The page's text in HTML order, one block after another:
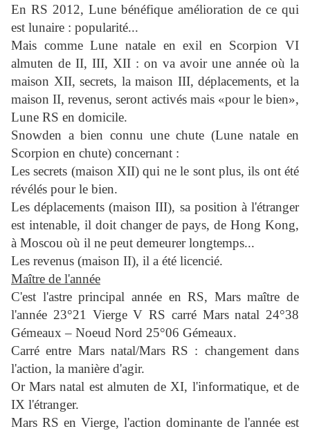
En RS 2012, Lune bénéfique amélioration de ce qui
est lunaire : popularité...
Mais comme Lune natale en exil en Scorpion VI
almuten de II, III, XII : on va avoir une année où la
maison XII, secrets, la maison III, déplacements, et la
maison II, revenus, seront activés mais «pour le bien»,
Lune RS en domicile.
Snowden a bien connu une chute (Lune natale en
Scorpion en chute) concernant :
Les secrets (maison XII) qui ne le sont plus, ils ont été
révélés pour le bien.
Les déplacements (maison III), sa position à l'étranger
est intenable, il doit changer de pays, de Hong Kong,
à Moscou où il ne peut demeurer longtemps...
Les revenus (maison II), il a été licencié.
Maître de l'année
C'est l'astre principal année en RS, Mars maître de
l'année 23°21 Vierge V RS carré Mars natal 24°38
Gémeaux – Noeud Nord 25°06 Gémeaux.
Carré entre Mars natal/Mars RS : changement dans
l'action, la manière d'agir.
Or Mars natal est almuten de XI, l'informatique, et de
IX l'étranger.
Mars RS en Vierge, l'action dominante de l'année est